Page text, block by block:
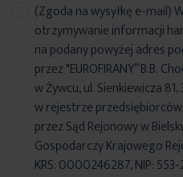
(Zgoda na wysyłkę e-mail)
otrzymywanie informacji
na podany powyżej adres
przez "EUROFIRANY” B.B.
w Żywcu, ul. Sienkiewicza
w rejestrze
przez Sąd Rejonowy w
Gospodarczy Krajowego
KRS: 0000246287, NIP: